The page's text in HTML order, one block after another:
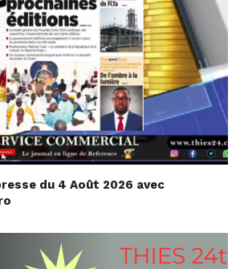
du 4 Août 2026 avec